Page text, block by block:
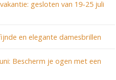
gesloten van 19-25 juli
en elegante damesbrillen
Bescherm je ogen met een